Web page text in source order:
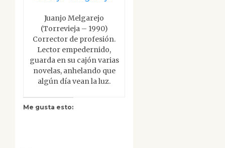
Juanjo Melgarejo
(Torrevieja – 1990)
Corrector de profesión.
Lector empedernido,
guarda en su cajón varias
novelas, anhelando que
algún día vean la luz.
Me gusta esto: